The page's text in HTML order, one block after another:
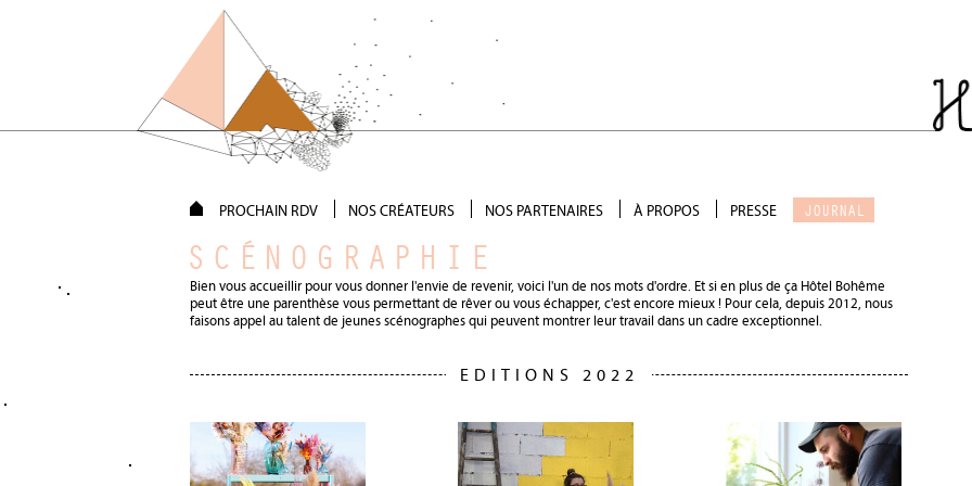
PROCHAIN RDV NOS CRÉATEURS NOS PARTENAIRES
Scénographie
Précieux soutien
Devenir partenaire
À PROPOS PRESSE JOURNAL
SCÉNOGRAPHIE
Bien vous accueillir pour vous donner l'envie de revenir, voici l'un de nos mots d'ordre. Et si en plus de ça Hôtel Bohême
peut être une parenthèse vous permettant de rêver ou vous échapper, c'est encore mieux ! Pour cela, depuis 2012, nous
faisons appel au talent de jeunes scénographes qui peuvent montrer leur travail dans un cadre exceptionnel.
EDITIONS 2022